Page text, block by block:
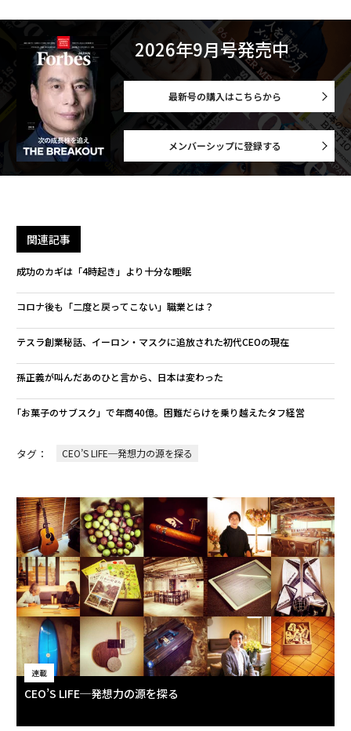
2026年9月号発売中
最新号の購入はこちらから
メンバーシップに登録する
関連記事
成功のカギは「4時起き」より十分な睡眠
コロナ後も「二度と戻ってこない」職業とは？
テスラ創業秘話、イーロン・マスクに追放された初代CEOの現在
孫正義が叫んだあのひと言から、日本は変わった
｢お菓子のサブスク」で年商40億。困難だらけを乗り越えたタフ経営
タグ： CEO’S LIFE─発想力の源を探る
連載
CEO’S LIFE─発想力の源を探る